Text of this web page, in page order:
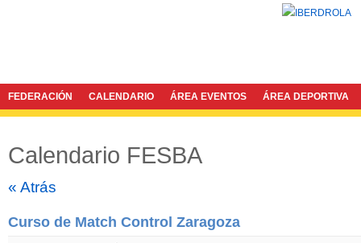
FEDERACIÓN CALENDARIO ÁREA EVENTOS ÁREA DEPORTIVA
Calendario FESBA
« Atrás
Curso de Match Control Zaragoza